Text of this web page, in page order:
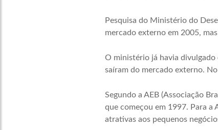
Pesquisa do Ministério do
mercado externo em 2005,
O ministério já havia divulgado
saíram do mercado externo.
Segundo a AEB (Associação
que começou em 1997. Para a
atrativas aos pequenos